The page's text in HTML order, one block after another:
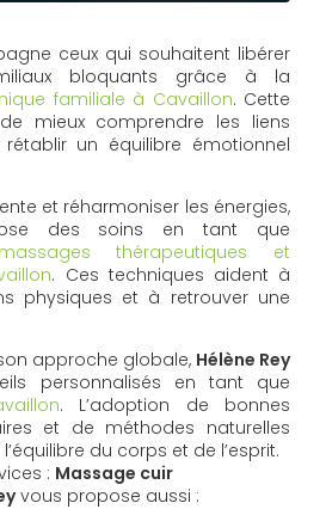
ceux qui souhaitent libérer
bloquants grâce à la
familiale à Cavaillon. Cette
mieux comprendre les liens
un équilibre émotionnel
et réharmoniser les énergies,
des soins en tant que
thérapeutiques et
. Ces techniques aident à
physiques et à retrouver une
approche globale, Hélène Rey
personnalisés en tant que
. L’adoption de bonnes
et de méthodes naturelles
du corps et de l’esprit.
: Massage cuir
vous propose aussi :